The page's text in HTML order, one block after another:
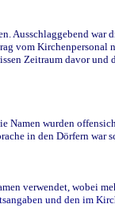
Ausschlaggebend
vom
Zeitraum davor
wurden
in den Dörfern
verwendet, wobei
und den im